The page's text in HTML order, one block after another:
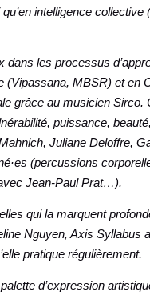
intelligence collective
les processus
(Vipassana, MBSR) et en
grâce au musicien Sirco.
puissance,
Juliane Deloffre,
(percussions
Jean-Paul Prat…).
qui la marquent
Nguyen, Axis Syllabus
pratique régulièrement.
d’expression